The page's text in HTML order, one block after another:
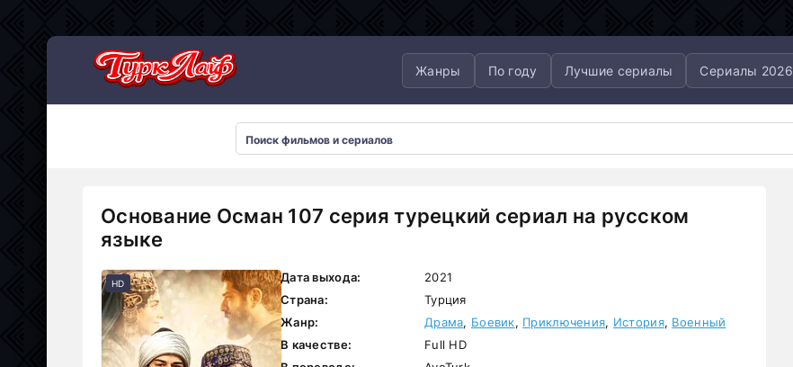
Жанры По году Лучшие сериалы Сериалы 2026
Основание Осман 107 серия турецкий сериал на русском
языке
HD Дата выхода:
2021
Страна:
Турция
Жанр:
Драма, Боевик, Приключения, История, Военный
В качестве:
Full HD
Сериалы 2026